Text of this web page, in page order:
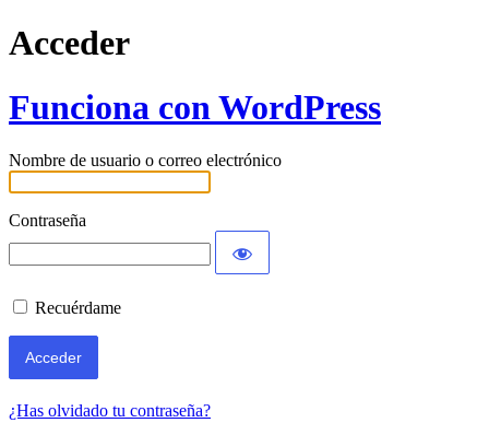
Acceder
Funciona con WordPress
Nombre de usuario o correo electrónico
Contraseña
Recuérdame
¿Has olvidado tu contraseña?